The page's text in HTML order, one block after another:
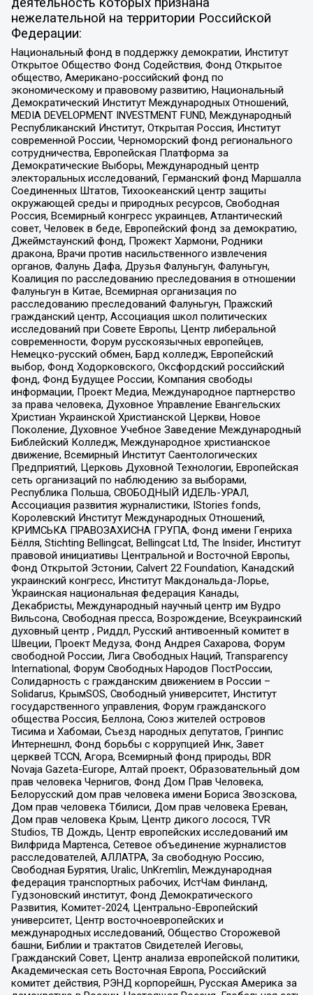
нежелательной на территории Российской
Федерации:
Национальный фонд в поддержку демократии, Институт
Открытое Общество Фонд Содействия, Фонд Открытое
общество, Американо-российский фонд по
экономическому и правовому развитию, Национальный
Демократический Институт Международных Отношений,
MEDIA DEVELOPMENT INVESTMENT FUND, Международный
Республиканский Институт, Открытая Россия, Институт
современной России, Черноморский фонд регионального
сотрудничества, Европейская Платформа за
Демократические Выборы, Международный центр
электоральных исследований, Германский фонд Маршалла
Соединенных Штатов, Тихоокеанский центр защиты
окружающей среды и природных ресурсов, Свободная
Россия, Всемирный конгресс украинцев, Атлантический
совет, Человек в беде, Европейский фонд за демократию,
Джеймстаунский фонд, Прожект Хармони, Родники
дракона, Врачи против насильственного извлечения
органов, Фалунь Дафа, Друзья Фалуньгун, Фалуньгун,
Коалиция по расследованию преследования в отношении
Фалуньгун в Китае, Всемирная организация по
расследованию преследований Фалуньгун, Пражский
гражданский центр, Ассоциация школ политических
исследований при Совете Европы, Центр либеральной
современности, Форум русскоязычных европейцев,
Немецко-русский обмен, Бард колледж, Европейский
выбор, Фонд Ходорковского, Оксфордский российский
фонд, Фонд Будущее России, Компания свободы
информации, Проект Медиа, Международное партнерство
за права человека, Духовное Управление Евангельских
Христиан Украинской Христианской Церкви, Новое
Поколение, Духовное Учебное Заведение Международный
Библейский Колледж, Международное христианское
движение, Всемирный Институт Саентологических
Предприятий, Церковь Духовной Технологии, Европейская
сеть организаций по наблюдению за выборами,
Республика Польша, СВОБОДНЫЙ ИДЕЛЬ-УРАЛ,
Ассоциация развития журналистики, IStories fonds,
Королевский Институт Международных Отношений,
КРИМСЬКА ПРАВОЗАХИСНА ГРУПА, Фонд имени Генриха
Бёлля, Stichting Bellingcat, Bellingcat Ltd, The Insider, Институт
правовой инициативы Центральной и Восточной Европы,
Фонд Открытой Эстонии, Calvert 22 Foundation, Канадский
украинский конгресс, Институт Макдональда-Лорье,
Украинская национальная федерация Канады,
Декабристы, Международный научный центр им Вудро
Вильсона, Свободная пресса, Возрождение, Всеукраинский
духовный центр , Риддл, Русский антивоенный комитет в
Швеции, Проект Медуза, Фонд Андрея Сахарова, Форум
свободной России, Лига Свободных Наций, Transparеncy
International, Форум Свободных Народов ПостРоссии,
Солидарность с гражданским движением в России –
Solidarus, КрымSOS, Свободный университет, Институт
государственного управления, Форум гражданского
общества Россия, Беллона, Союз жителей островов
Тисима и Хабомаи, Съезд народных депутатов, Гринпис
Интернешнл, Фонд борьбы с коррупцией Инк, Завет
церквей TCCN, Агора, Всемирный фонд природы, BDR
Novaja Gazeta-Europe, Алтай проект, Образовательный дом
прав человека Чернигов, Фонд Дом Прав Человека,
Белорусский дом прав человека имени Бориса Звозскова,
Дом прав человека Тбилиси, Дом прав человека Ереван,
Дом прав человека Крым, Центр дикого лосося, TVR
Studios, ТВ Дождь, Центр европейских исследований им
Вилфрида Мартенса, Сетевое объединение журналистов
расследователей, АЛЛАТРА, За свободную Россию,
Свободная Бурятия, Uralic, UnKremlin, Международная
федерация транспортных рабочих, ИстЧам Финланд,
Гудзоновский институт, Фонд Демократического
Развития, Комитет-2024, Центрально-Европейский
университет, Центр восточноевропейских и
международных исследований, Общество Сторожевой
башни, Библии и трактатов Свидетелей Иеговы,
Гражданский Совет, Центр анализа европейской политики,
Академическая сеть Восточная Европа, Российский
комитет действия, РЭНД корпорейшн, Русская Америка за